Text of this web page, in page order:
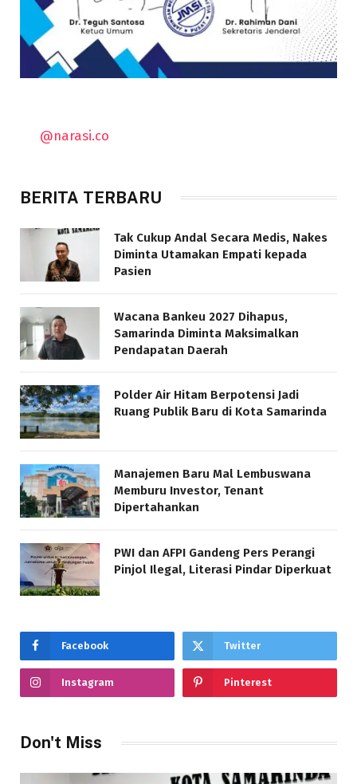
@narasi.co
BERITA TERBARU
Tak Cukup Andal Secara Medis, Nakes
Diminta Utamakan Empati kepada
Pasien
Wacana Bankeu 2027 Dihapus,
Samarinda Diminta Maksimalkan
Pendapatan Daerah
Polder Air Hitam Berpotensi Jadi
Ruang Publik Baru di Kota Samarinda
Manajemen Baru Mal Lembuswana
Memburu Investor, Tenant
Dipertahankan
PWI dan AFPI Gandeng Pers Perangi
Pinjol Ilegal, Literasi Pindar Diperkuat
Facebook Twitter
Instagram Pinterest
Don't Miss